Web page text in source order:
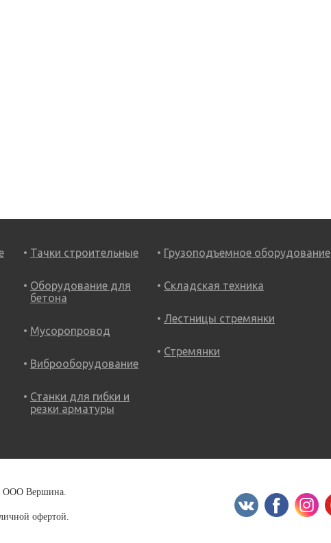
Тачки строительные
Оборудование для
бетона
Мусоропровод
Виброоборудование
Станки для гибки и
резки арматуры
Грузоподъемное оборудование
Складская техника
Лестницы стремянки
Стремянки
ООО Вершина.
офертой.